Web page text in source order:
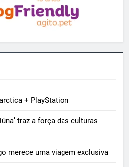
+ PlayStation
traz a força das culturas
merece uma viagem exclusiva